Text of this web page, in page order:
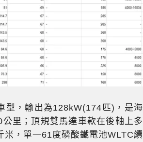
型，輸出為128kW(174匹)，是海
里；頂規雙馬達車款在後軸上多
，單一61度磷酸鐵電池WLTC續